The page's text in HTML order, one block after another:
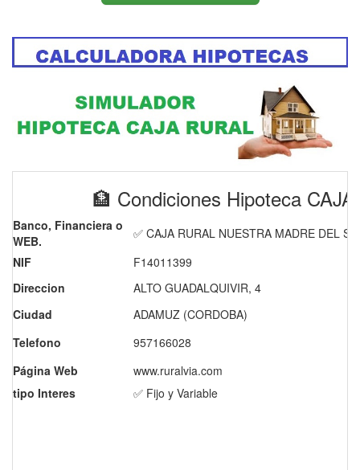
🏦 Condiciones Hipoteca
Banco, Financiera o
WEB.
✅ CAJA RURAL NUESTRA MADRE DEL
NIF
F14011399
Direccion
ALTO GUADALQUIVIR, 4
Ciudad
ADAMUZ (CORDOBA)
Telefono
957166028
Página Web
www.ruralvia.com
tipo Interes
✅ Fijo y Variable